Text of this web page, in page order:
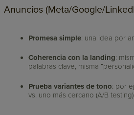
Anuncios (Meta/Google/
Promesa simple: una idea por
Coherencia con la landing:
palabras clave, misma
Prueba variantes de tono: por
vs. uno más cercano (A/B testing).